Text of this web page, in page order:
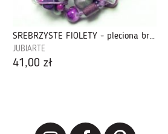
SREBRZYSTE FIOLETY - pleciona bransoletka
JUBIARTE
41,00 zł